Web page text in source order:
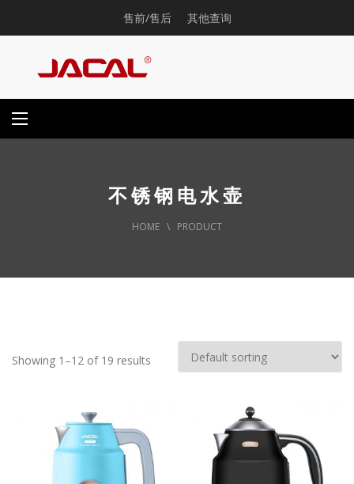
售前/售后 其他查询
不锈钢电水壶
HOME \ PRODUCT
Showing 1–12 of 19 results